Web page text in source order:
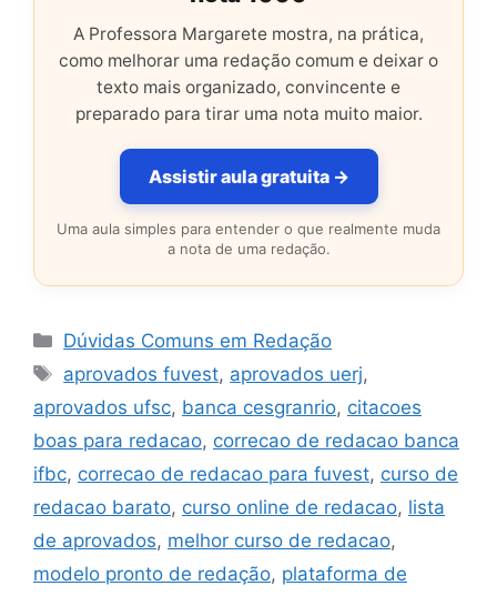
A Professora Margarete mostra, na prática,
como melhorar uma redação comum e deixar o
texto mais organizado, convincente e
preparado para tirar uma nota muito maior.
Assistir aula gratuita →
Uma aula simples para entender o que realmente muda
a nota de uma redação.
Categorias
Dúvidas Comuns em Redação
Tags
aprovados fuvest, aprovados uerj,
aprovados ufsc, banca cesgranrio, citacoes
boas para redacao, correcao de redacao banca
ifbc, correcao de redacao para fuvest, curso de
redacao barato, curso online de redacao, lista
de aprovados, melhor curso de redacao,
modelo pronto de redação, plataforma de